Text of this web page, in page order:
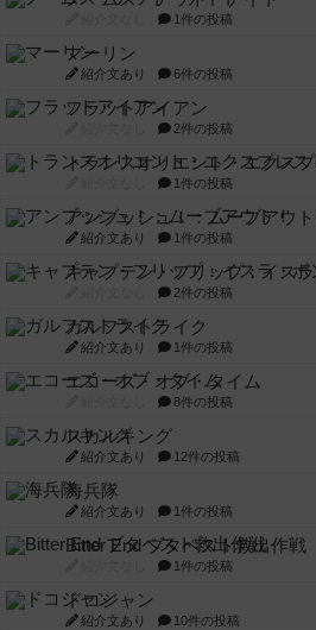
1件の投稿
マーリン
紹介文あり 6件の投稿
フラットアイアン
2件の投稿
トランスオリエント・エクスプ
1件の投稿
アンブッシュ！：ムーブアウト
紹介文あり 1件の投稿
キャプテン・フリップ：イス
2件の投稿
ガルフストライク
紹介文あり 1件の投稿
エコーズ・オブ・タイム
8件の投稿
スカルキング
紹介文あり 12件の投稿
海兵隊
紹介文あり 1件の投稿
Bitter End ブタペスト救出作戦
1件の投稿
ドコジャン
紹介文あり 10件の投稿